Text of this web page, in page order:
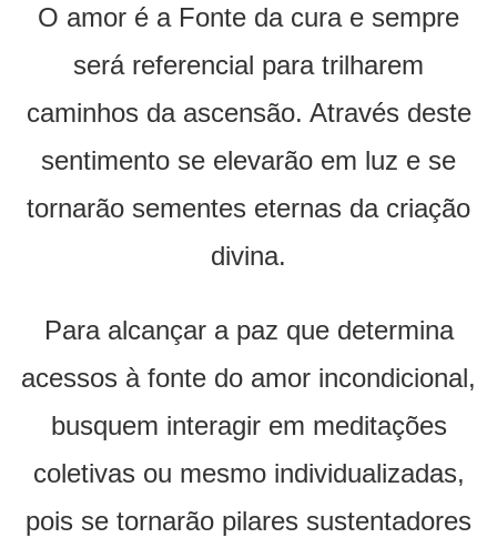
O amor é a Fonte da cura e sempre
será referencial para trilharem
caminhos da ascensão. Através deste
sentimento se elevarão em luz e se
tornarão sementes eternas da criação
divina.
Para alcançar a paz que determina
acessos à fonte do amor incondicional,
busquem interagir em meditações
coletivas ou mesmo individualizadas,
pois se tornarão pilares sustentadores